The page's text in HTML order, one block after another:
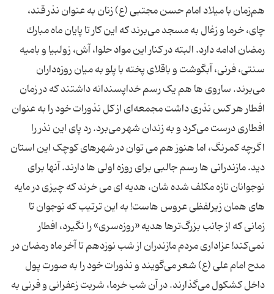
هم‌زمان با میلاد امام حسن مجتبی (ع) زنان به عنوان نذر قند،
چای، خرما و زغال به مسجد می‌برند كه این كار تا پایان ماه مبارك
رمضان ادامه دارد. البته در كنار این مواد حلوا، آش، زولبیا و بامیه
سنتی، فرنی، آبگوشت و باقلای پخته با پلو به میان روزه‌داران
می‌برند. ساروی ها هم یک رسم خداپسندانه داشتند که در زمان
افطار هر كس نذری داشت مجمعه‌ای از كل نذورات خود را به عنوان
افطاری درست می‌كرد و به زندان شهر می‌برد. رد پای این نذر را
اگرچه کمرنگ، اما هنوز هم می توان در شهرهای کوچک این استان
دید. مازندرانی ها رسم جالبی برای روزه اولی ها دارند. آنها برای
نوجوانان تازه مکلف شده شان، هدیه ای می خرند که چیزی در مایه
های همان زیرلفظی عروس هاست! به این ترتیب که نوجوان تا
زمانی که از جانب بزرگ‌ترها هدیه «روزه‌سری» را نگیرد، افطار
نمی‌كند! عزاداری مردم مازندران از شب نوزدهم تا آخر ماه رمضان در
مدح امام علی (ع) شعر می‌گویند و نذورات خود را به صورت پول
داخل كشكول می‌گذارند. در آن شب خرما، شربت زعفرانی و فرنی به